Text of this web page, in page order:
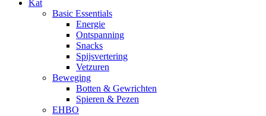
Kat
Basic Essentials
Energie
Ontspanning
Snacks
Spijsvertering
Vetzuren
Beweging
Botten & Gewrichten
Spieren & Pezen
EHBO